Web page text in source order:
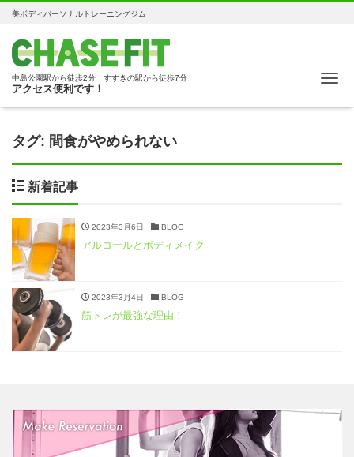
美ボディパーソナルトレーニングジム
中島公園駅から徒歩2分 すすきの駅から徒歩7分
アクセス便利です！
タグ: 間食がやめられない
新着記事
2023年3月6日 BLOG
アルコールとボディメイク
2023年3月4日 BLOG
筋トレが最強な理由！